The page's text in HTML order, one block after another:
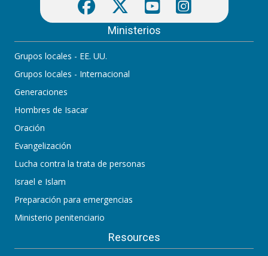
Ministerios
Grupos locales - EE. UU.
Grupos locales - Internacional
Generaciones
Hombres de Isacar
Oración
Evangelización
Lucha contra la trata de personas
Israel e Islam
Preparación para emergencias
Ministerio penitenciario
Resources